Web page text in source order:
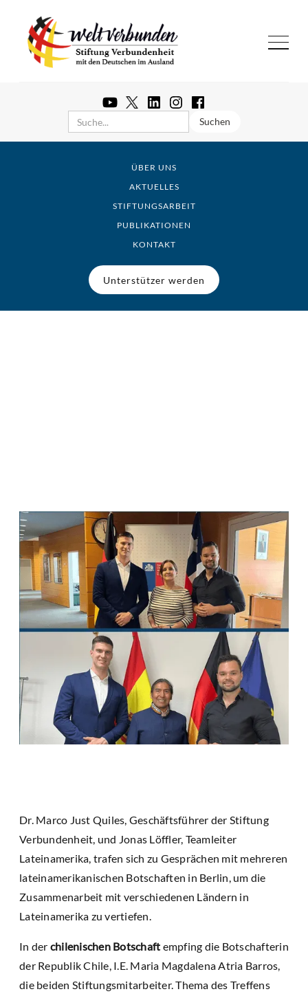
ÜBER UNS
AKTUELLES
STIFTUNGSARBEIT
PUBLIKATIONEN
KONTAKT
Unterstützer werden
Dr. Marco Just Quiles, Geschäftsführer der Stiftung
Verbundenheit, und Jonas Löffler, Teamleiter
Lateinamerika, trafen sich zu Gesprächen mit mehreren
lateinamerikanischen Botschaften in Berlin, um die
Zusammenarbeit mit verschiedenen Ländern in
Lateinamerika zu vertiefen.
In der chilenischen Botschaft empfing die Botschafterin
der Republik Chile, I.E. Maria Magdalena Atria Barros,
die beiden Stiftungsmitarbeiter. Thema des Treffens